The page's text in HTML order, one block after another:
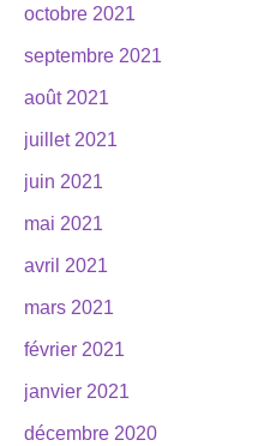
octobre 2021
septembre 2021
août 2021
juillet 2021
juin 2021
mai 2021
avril 2021
mars 2021
février 2021
janvier 2021
décembre 2020